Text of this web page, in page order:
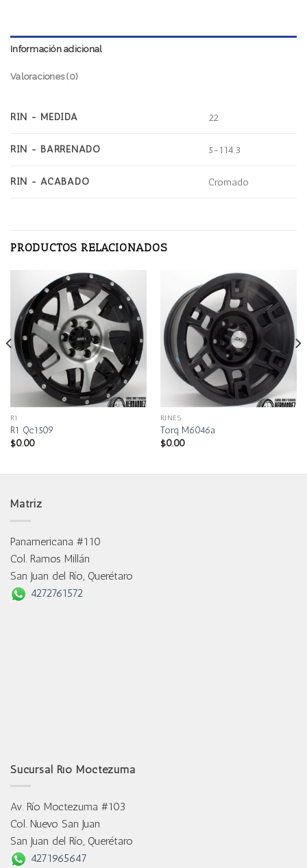
Información adicional
Valoraciones (0)
RIN - MEDIDA 22
RIN - BARRENADO 5-114.3
RIN - ACABADO Cromado
PRODUCTOS RELACIONADOS
R1
R1 Qc1509
$0.00
RINES
Torq M6046a
$0.00
Matriz
Panamericana #110
Col. Ramos Millán
San Juan del Río, Querétaro
4272761572
Sucursal Río Moctezuma
Av. Río Moctezuma #103
Col. Nuevo San Juan
San Juan del Río, Querétaro
4271965647